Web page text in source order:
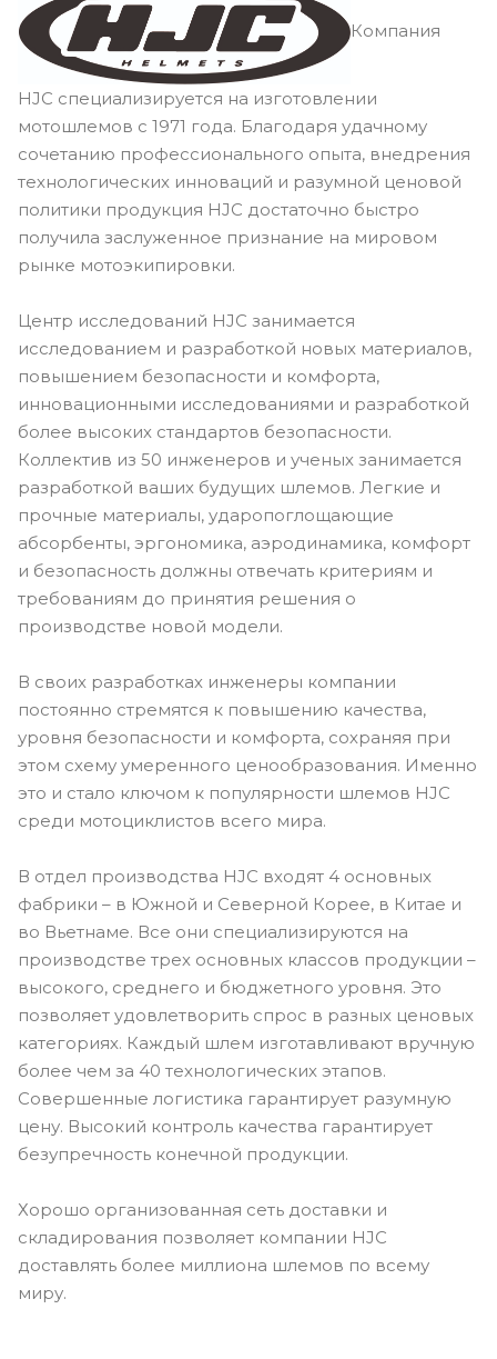
Компания
HJC специализируется на изготовлении
мотошлемов с 1971 года. Благодаря удачному
сочетанию профессионального опыта, внедрения
технологических инноваций и разумной ценовой
политики продукция HJC достаточно быстро
получила заслуженное признание на мировом
рынке мотоэкипировки.
Центр исследований HJC занимается
исследованием и разработкой новых материалов,
повышением безопасности и комфорта,
инновационными исследованиями и разработкой
более высоких стандартов безопасности.
Коллектив из 50 инженеров и ученых занимается
разработкой ваших будущих шлемов. Легкие и
прочные материалы, ударопоглощающие
абсорбенты, эргономика, аэродинамика, комфорт
и безопасность должны отвечать критериям и
требованиям до принятия решения о
производстве новой модели.
В своих разработках инженеры компании
постоянно стремятся к повышению качества,
уровня безопасности и комфорта, сохраняя при
этом схему умеренного ценообразования. Именно
это и стало ключом к популярности шлемов HJC
среди мотоциклистов всего мира.
В отдел производства HJC входят 4 основных
фабрики – в Южной и Северной Корее, в Китае и
во Вьетнаме. Все они специализируются на
производстве трех основных классов продукции –
высокого, среднего и бюджетного уровня. Это
позволяет удовлетворить спрос в разных ценовых
категориях. Каждый шлем изготавливают вручную
более чем за 40 технологических этапов.
Совершенные логистика гарантирует разумную
цену. Высокий контроль качества гарантирует
безупречность конечной продукции.
Хорошо организованная сеть доставки и
складирования позволяет компании HJC
доставлять более миллиона шлемов по всему
миру.